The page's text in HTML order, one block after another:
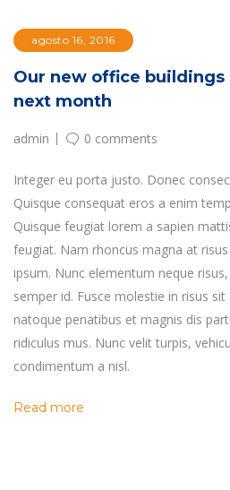
agosto 16, 2016
Our new office buildings
next month
admin 0 comments
Integer eu porta justo. Donec
Quisque consequat eros a enim
Quisque feugiat lorem a sapien
feugiat. Nam rhoncus magna at
ipsum. Nunc elementum neque
semper id. Fusce molestie in risus
natoque penatibus et magnis dis
ridiculus mus. Nunc velit turpis,
condimentum a nisl.
Read more